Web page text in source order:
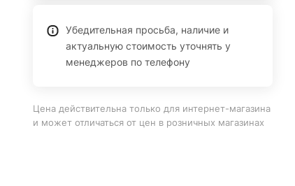
Убедительная просьба, наличие и
актуальную стоимость уточнять у
менеджеров по телефону
Цена действительна только для интернет-магазина
и может отличаться от цен в розничных магазинах